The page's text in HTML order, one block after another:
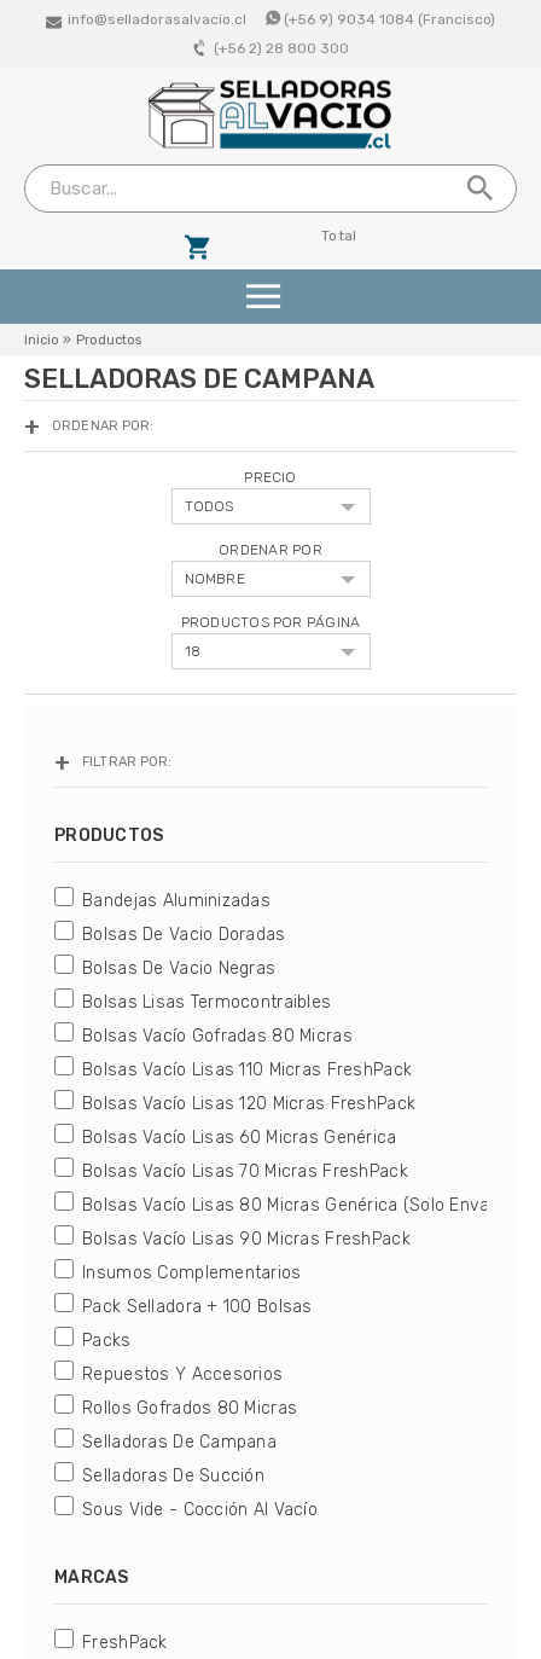
info@selladorasalvacio.cl
(+56 9) 9034 1084 (Francisco)
(+56 2) 28 800 300
Total
Productos
Selladoras De Succion (Vacio Externo)
Selladoras Profesionales De Campana
Bolsas De Vacio Lisas
Bolsas De Vacio Gofradas
Rollos De Vacio Gofrados
Tipos de selladoras
Cómo elegir una selladora
Servicio Técnico
Inicio » Productos
SELLADORAS DE CAMPANA
ORDENAR POR:
PRECIO
ORDENAR POR
PRODUCTOS POR PÁGINA
FILTRAR POR:
PRODUCTOS
Bandejas Aluminizadas
Bolsas De Vacio Doradas
Bolsas De Vacio Negras
Bolsas Lisas Termocontraibles
Bolsas Vacío Gofradas 80 Micras
Bolsas Vacío Lisas 110 Micras FreshPack
Bolsas Vacío Lisas 120 Micras FreshPack
Bolsas Vacío Lisas 60 Micras Genérica
Bolsas Vacío Lisas 70 Micras FreshPack
Bolsas Vacío Lisas 80 Micras Genérica (Solo Envasado)
Bolsas Vacío Lisas 90 Micras FreshPack
Insumos Complementarios
Pack Selladora + 100 Bolsas
Packs
Repuestos Y Accesorios
Rollos Gofrados 80 Micras
Selladoras De Campana
Selladoras De Succión
Sous Vide - Cocción Al Vacío
MARCAS
FreshPack